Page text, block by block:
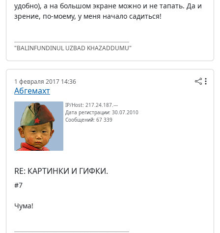
удобно), а на большом экране можно и не тапать. Да и
зрение, по-моему, у меня начало садиться!
"BALINFUNDINUL UZBAD KHAZADDUMU"
1 февраля 2017 14:36
Абгемахт
IP/Host: 217.24.187.---
Дата регистрации: 30.07.2010
Сообщений: 67 339
RE: КАРТИНКИ И ГИФКИ.
#7
Чума!